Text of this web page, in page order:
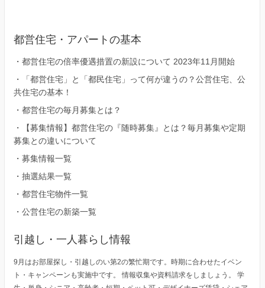
都営住宅・アパートの基本
・ 都営住宅の倍率優遇措置の新設について 2023年11月開始
・
「都営住宅」と「都民住宅」って何が違うの？公営住宅、公
共住宅の基本！
・ 都営住宅の毎月募集とは？
・
【募集情報】都営住宅の『随時募集』とは？毎月募集や定期
募集との違いについて
・ 募集情報一覧
・ 抽選結果一覧
・ 都営住宅物件一覧
・ 公営住宅の新築一覧
引越し・一人暮らし情報
9月はお部屋探し・引越しのい第2の繁忙期です。時期に合わせたイベン
ト・キャンペーンも実施中です。 情報収集や資料請求をしましょう。 学